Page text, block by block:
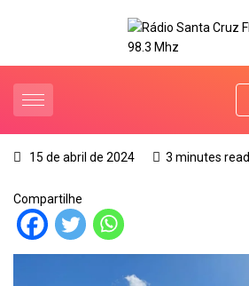
15 de abril de 2024 3 minutes read
Compartilhe